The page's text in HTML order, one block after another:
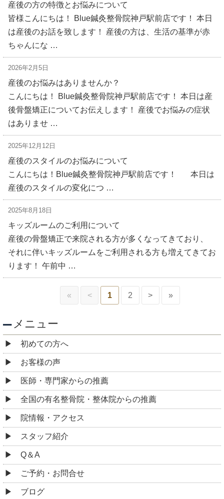
産後の方の特徴とお悩みについて
皆様こんにちは！ Blue鍼灸整骨院神戸駅前店です！ 本日
は産後のお話を致します！ 産後の方は、生活の基準が赤
ちゃんにな …
2026年2月5日
産後のお悩みはありませんか？
こんにちは！ Blue鍼灸整骨院神戸駅前店です！ 本日は産
後骨盤矯正についてお伝えします！ 産後でお悩みの症状
はありませ …
2025年12月12日
産後のスタイルのお悩みについて
こんにちは！Blue鍼灸整骨院神戸駅前店です！ 本日は
産後のスタイルの変化につ …
2025年8月18日
キッズルームのご利用について
産後の骨盤矯正で来院される方が多くなってきており、
それに伴いキッズルームをご利用される方も増えてきてお
ります！ 午前中 …
« < 1 2 > »
メニュー
初めての方へ
お客様の声
医師・専門家からの推薦
全国の有名整骨院・整体院からの推薦
院情報・アクセス
スタッフ紹介
Q＆A
ご予約・お問合せ
ブログ